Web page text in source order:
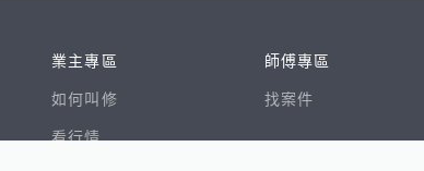
業主專區
如何叫修
看行情
師傅專區
找案件